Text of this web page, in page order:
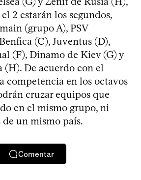
2 estarán los segundos,
(grupo A), PSV
(C), Juventus (D),
(F), Dinamo de Kiev (G) y
(H). De acuerdo con el
competencia en los octavos
cruzar equipos que
en el mismo grupo, ni
un mismo país.
Comentar